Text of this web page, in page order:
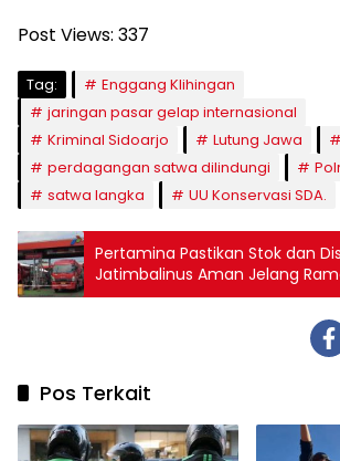
Post Views: 337
Tag:
Enggang Klihingan
jaringan pasar gelap internasional
Kriminal Sidoarjo
Lutung Jawa
perdagangan satwa dilindungi
satwa langka
UU Konservasi SDA.
Pertamina Pastikan Stok dan
Jatimbalinus Aman Jelang
Idul Fitri
Pos Terkait